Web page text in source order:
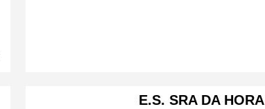
E.S. SRA DA HORA